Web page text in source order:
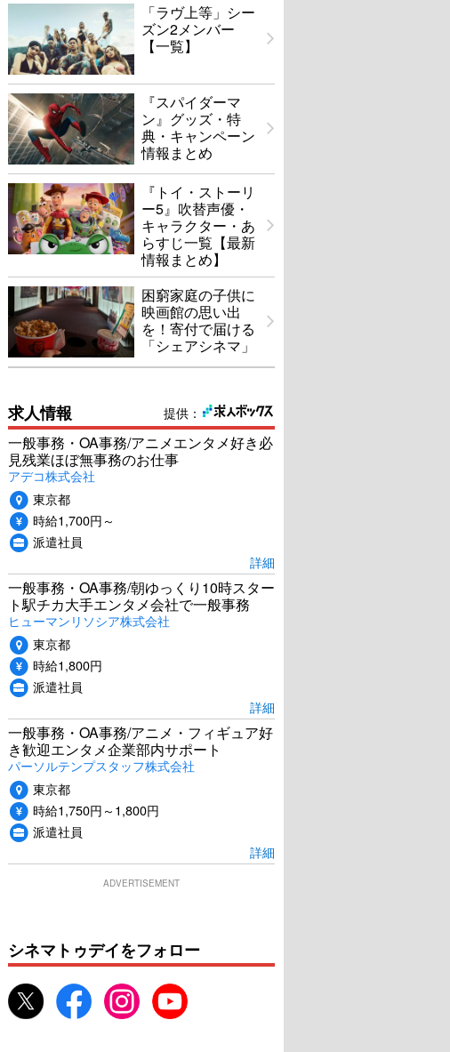
「ラヴ上等」シー
ズン2メンバー
【一覧】
『スパイダーマ
ン』グッズ・特
典・キャンペーン
情報まとめ
『トイ・ストーリ
ー5』吹替声優・
キャラクター・あ
らすじ一覧【最新
情報まとめ】
困窮家庭の子供に
映画館の思い出
を！寄付で届ける
「シェアシネマ」
提供：
求人情報
一般事務・OA事務/アニメエンタメ好き必
見残業ほぼ無事務のお仕事
アデコ株式会社
東京都
時給1,700円～
派遣社員
詳細
一般事務・OA事務/朝ゆっくり10時スター
ト駅チカ大手エンタメ会社で一般事務
ヒューマンリソシア株式会社
東京都
時給1,800円
派遣社員
詳細
一般事務・OA事務/アニメ・フィギュア好
き歓迎エンタメ企業部内サポート
パーソルテンプスタッフ株式会社
東京都
時給1,750円～1,800円
派遣社員
詳細
ADVERTISEMENT
シネマトゥデイをフォロー